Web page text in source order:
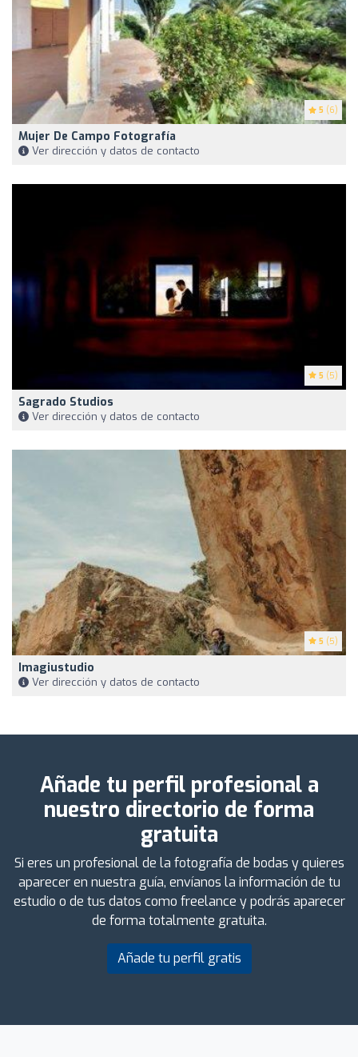
5 (6)
Mujer De Campo Fotografía
Ver dirección y datos de contacto
5 (5)
Sagrado Studios
Ver dirección y datos de contacto
5 (5)
Imagiustudio
Ver dirección y datos de contacto
Añade tu perfil profesional a
nuestro directorio de forma
gratuita
Si eres un profesional de la fotografía de bodas y quieres
aparecer en nuestra guía, envíanos la información de tu
estudio o de tus datos como freelance y podrás aparecer
de forma totalmente gratuita.
Añade tu perfil gratis